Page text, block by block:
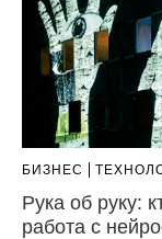
БИЗНЕС
Рука об руку:
работа с